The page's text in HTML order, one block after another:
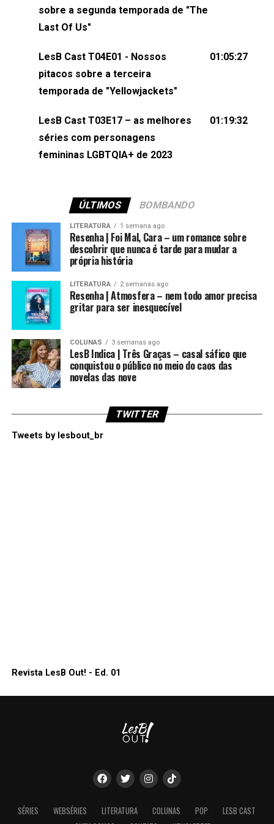
sociais:Twitter: ⁠⁠⁠⁠@lesbout_br⁠⁠⁠⁠ Instagram: ⁠⁠⁠⁠@lesbout_br⁠⁠⁠⁠
(⁠⁠⁠⁠⁠⁠@KarolenPassos⁠⁠⁠⁠⁠⁠)Participação de Bruna Fentanes
(⁠⁠⁠⁠@brunarfentanes⁠⁠⁠⁠) e Pollyelly FlorêncioEdição de
Naiady Machado
sobre a segunda temporada de "The
Last Of Us"
LesB Cast T04E01 - Nossos
pitacos sobre a terceira
temporada de "Yellowjackets"
01:05:27
LesB Cast T03E17 – as melhores
séries com personagens
femininas LGBTQIA+ de 2023
01:19:32
ÚLTIMOS BOMBANDO
LITERATURA 1 semana ago
Resenha | Foi Mal, Cara – um romance sobre
descobrir que nunca é tarde para mudar a
própria história
LITERATURA 2 semanas ago
Resenha | Atmosfera – nem todo amor precisa
gritar para ser inesquecível
COLUNAS 3 semanas ago
LesB Indica | Três Graças – casal sáfico que
conquistou o público no meio do caos das
novelas das nove
TWITTER
Tweets by lesbout_br
Revista LesB Out! - Ed. 01
SÉRIES WEBSÉRIES LITERATURA COLUNAS POP
LESB CAST